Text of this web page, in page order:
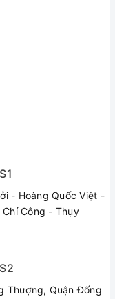
- Hoàng Quốc Việt -
Chí Công - Thụy
Thượng, Quận Đống